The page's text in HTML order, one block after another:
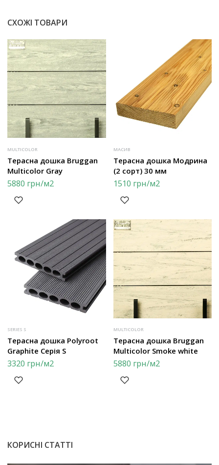
СХОЖІ ТОВАРИ
MULTICOLOR
Терасна дошка Bruggan
Multicolor Gray
5880 грн/м2
МАСИВ
Терасна дошка Модрина
(2 сорт) 30 мм
1510 грн/м2
SERIES S
Терасна дошка Polyroot
Graphite Серія S
3320 грн/м2
MULTICOLOR
Терасна дошка Bruggan
Multicolor Smoke white
5880 грн/м2
КОРИСНІ СТАТТІ